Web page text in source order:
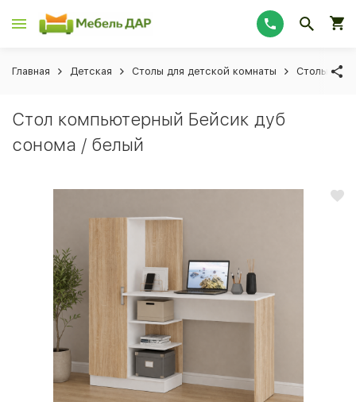
Главная Детская Столы для детской комнаты Столы
Стол компьютерный Бейсик дуб
сонома / белый